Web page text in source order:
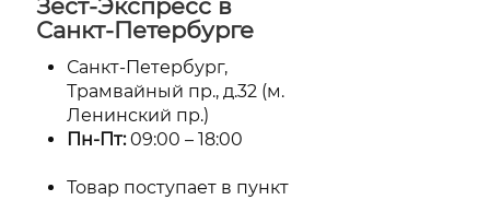
Зест-Экспресс в
Санкт-Петербурге
Санкт-Петербург,
Трамвайный пр., д.32 (м.
Ленинский пр.)
Пн-Пт:09:00 – 18:00
Товар поступает в пункт